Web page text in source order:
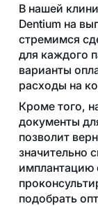
В нашей
Dentium на
стремимся
для каждого
варианты
расходы на
Кроме того,
документы
позволит
значительно
имплантацию
подобрать